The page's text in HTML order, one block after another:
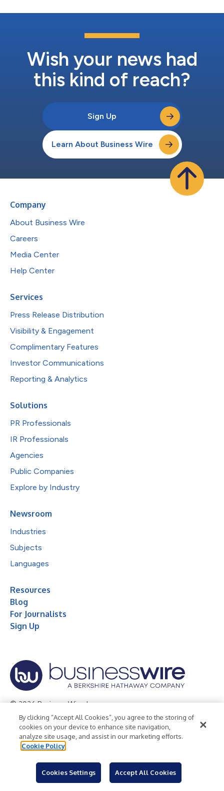
Wish your news had
this kind of reach?
Sign Up
Learn About Business Wire
Company
About Business Wire
Careers
Media Center
Help Center
Services
Press Release Distribution
Visibility & Engagement
Complimentary Features
Investor Communications
Reporting & Analytics
Solutions
PR Professionals
IR Professionals
Agencies
Public Companies
Explore by Industry
Newsroom
Industries
Subjects
Languages
Resources
Blog
For Journalists
Sign Up
© 2026 Business Wire, Inc.
Privacy Policy Cookie Policy
Accessibility Statement
Terms of Use
Legal
By clicking “Accept All Cookies”, you agree to the storing of
cookies on your device to enhance site navigation,
analyze site usage, and assist in our marketing efforts.
Cookie Policy
Cookies Settings Accept All Cookies